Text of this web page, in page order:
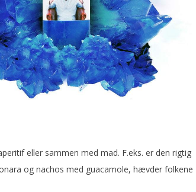
eller sammen med mad. F.eks. er den rigtig
og nachos med guacamole, hævder folkene